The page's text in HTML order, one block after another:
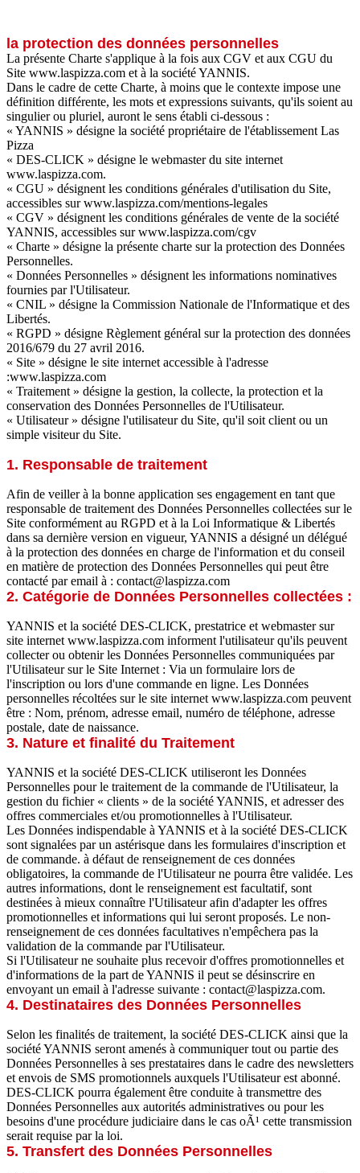
la protection des données personnelles
La présente Charte s'applique à la fois aux CGV et aux CGU du
Site www.laspizza.com et à la société YANNIS.
Dans le cadre de cette Charte, à moins que le contexte impose une
définition différente, les mots et expressions suivants, qu'ils soient au
singulier ou pluriel, auront le sens établi ci-dessous :
« YANNIS » désigne la société propriétaire de l'établissement Las
Pizza
« DES-CLICK » désigne le webmaster du site internet
www.laspizza.com.
« CGU » désignent les conditions générales d'utilisation du Site,
accessibles sur www.laspizza.com/mentions-legales
« CGV » désignent les conditions générales de vente de la société
YANNIS, accessibles sur www.laspizza.com/cgv
« Charte » désigne la présente charte sur la protection des Données
Personnelles.
« Données Personnelles » désignent les informations nominatives
fournies par l'Utilisateur.
« CNIL » désigne la Commission Nationale de l'Informatique et des
Libertés.
« RGPD » désigne Règlement général sur la protection des données
2016/679 du 27 avril 2016.
« Site » désigne le site internet accessible à l'adresse
:www.laspizza.com
« Traitement » désigne la gestion, la collecte, la protection et la
conservation des Données Personnelles de l'Utilisateur.
« Utilisateur » désigne l'utilisateur du Site, qu'il soit client ou un
simple visiteur du Site.
1. Responsable de traitement
Afin de veiller à la bonne application ses engagement en tant que
responsable de traitement des Données Personnelles collectées sur le
Site conformément au RGPD et à la Loi Informatique & Libertés
dans sa dernière version en vigueur, YANNIS a désigné un délégué
à la protection des données en charge de l'information et du conseil
en matière de protection des Données Personnelles qui peut être
contacté par email à : contact@laspizza.com
2. Catégorie de Données Personnelles collectées :
YANNIS et la société DES-CLICK, prestatrice et webmaster sur
site internet www.laspizza.com informent l'utilisateur qu'ils peuvent
collecter ou obtenir les Données Personnelles communiquées par
l'Utilisateur sur le Site Internet : Via un formulaire lors de
l'inscription ou lors d'une commande en ligne. Les Données
personnelles récoltées sur le site internet www.laspizza.com peuvent
être : Nom, prénom, adresse email, numéro de téléphone, adresse
postale, date de naissance.
3. Nature et finalité du Traitement
YANNIS et la société DES-CLICK utiliseront les Données
Personnelles pour le traitement de la commande de l'Utilisateur, la
gestion du fichier « clients » de la société YANNIS, et adresser des
offres commerciales et/ou promotionnelles à l'Utilisateur.
Les Données indispendable à YANNIS et à la société DES-CLICK
sont signalées par un astérisque dans les formulaires d'inscription et
de commande. à défaut de renseignement de ces données
obligatoires, la commande de l'Utilisateur ne pourra être validée. Les
autres informations, dont le renseignement est facultatif, sont
destinées à mieux connaître l'Utilisateur afin d'adapter les offres
promotionnelles et informations qui lui seront proposés. Le non-
renseignement de ces données facultatives n'empêchera pas la
validation de la commande par l'Utilisateur.
Si l'Utilisateur ne souhaite plus recevoir d'offres promotionnelles et
d'informations de la part de YANNIS il peut se désinscrire en
envoyant un email à l'adresse suivante : contact@laspizza.com.
4. Destinataires des Données Personnelles
Selon les finalités de traitement, la société DES-CLICK ainsi que la
société YANNIS seront amenés à communiquer tout ou partie des
Données Personnelles à ses prestataires dans le cadre des newsletters
et envois de SMS promotionnels auxquels l'Utilisateur est abonné.
DES-CLICK pourra également être conduite à transmettre des
Données Personnelles aux autorités administratives ou pour les
besoins d'une procédure judiciaire dans le cas oÃ¹ cette transmission
serait requise par la loi.
5. Transfert des Données Personnelles